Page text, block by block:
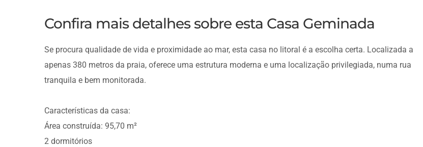
Confira mais detalhes sobre esta Casa Geminada
Se procura qualidade de vida e proximidade ao mar, esta casa no litoral é a escolha certa. Localizada a
apenas 380 metros da praia, oferece uma estrutura moderna e uma localização privilegiada, numa rua
tranquila e bem monitorada.
Características da casa:
Área construída: 95,70 m²
2 dormitórios